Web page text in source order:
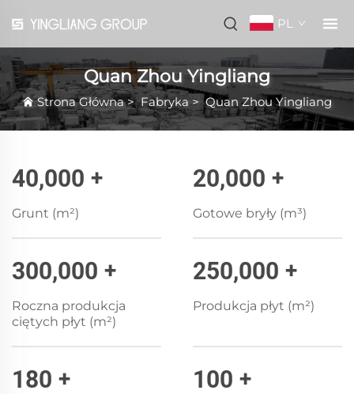
PL
Quan Zhou Yingliang
Strona Główna>Fabryka>Quan Zhou Yingliang
40,000 +
Grunt (m²)
20,000 +
Gotowe bryły (m³)
300,000 +
Roczna produkcja
ciętych płyt (m²)
250,000 +
Produkcja płyt (m²)
180 + 100 +